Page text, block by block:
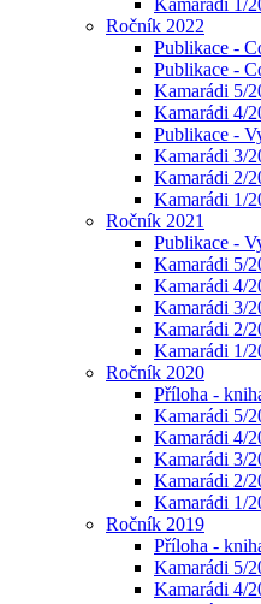
Kamarádi 1/
Ročník 2022
Publikace -
Publikace -
Kamarádi 5/
Kamarádi 4/
Publikace -
Kamarádi 3/
Kamarádi 2/
Kamarádi 1/
Ročník 2021
Publikace -
Kamarádi 5/
Kamarádi 4/
Kamarádi 3/
Kamarádi 2/
Kamarádi 1/
Ročník 2020
Příloha -
Kamarádi 5/
Kamarádi 4/
Kamarádi 3/
Kamarádi 2/
Kamarádi 1/
Ročník 2019
Příloha -
Kamarádi 5/
Kamarádi 4/